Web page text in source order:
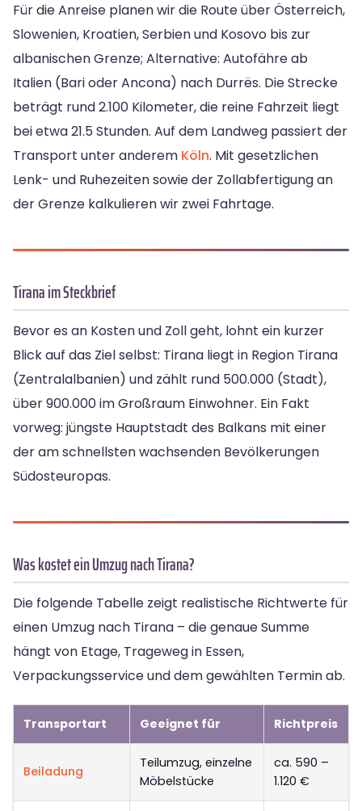
Für die Anreise planen wir die Route über Österreich,
Slowenien, Kroatien, Serbien und Kosovo bis zur
albanischen Grenze; Alternative: Autofähre ab
Italien (Bari oder Ancona) nach Durrës. Die Strecke
beträgt rund 2.100 Kilometer, die reine Fahrzeit liegt
bei etwa 21.5 Stunden. Auf dem Landweg passiert der
Transport unter anderem Köln. Mit gesetzlichen
Lenk- und Ruhezeiten sowie der Zollabfertigung an
der Grenze kalkulieren wir zwei Fahrtage.
Tirana im Steckbrief
Bevor es an Kosten und Zoll geht, lohnt ein kurzer
Blick auf das Ziel selbst: Tirana liegt in Region Tirana
(Zentralalbanien) und zählt rund 500.000 (Stadt),
über 900.000 im Großraum Einwohner. Ein Fakt
vorweg: jüngste Hauptstadt des Balkans mit einer
der am schnellsten wachsenden Bevölkerungen
Südosteuropas.
Was kostet ein Umzug nach Tirana?
Die folgende Tabelle zeigt realistische Richtwerte für
einen Umzug nach Tirana – die genaue Summe
hängt von Etage, Trageweg in Essen,
Verpackungsservice und dem gewählten Termin ab.
Transportart Geeignet für Richtpreis
Beiladung
Teilumzug, einzelne
Möbelstücke
ca. 590 –
1.120 €